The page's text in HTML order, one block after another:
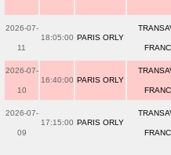
2026-07-
11
18:05:00 PARIS ORLY
2026-07-
10
16:40:00 PARIS ORLY
2026-07-
09
17:15:00 PARIS ORLY